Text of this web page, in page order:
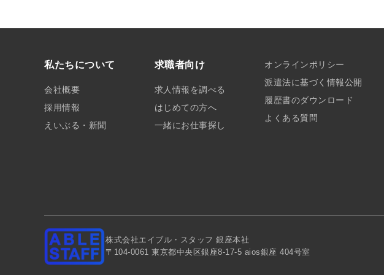
私たちについて
会社概要
採用情報
えいぶる・新聞
求職者向け
求人情報を調べる
はじめての方へ
一緒にお仕事探し
オンラインポリシー
派遣法に基づく情報公開
履歴書のダウンロード
よくある質問
株式会社エイブル・スタッフ 銀座本社
〒104-0061 東京都中央区銀座8-17-5 aios銀座 404号室